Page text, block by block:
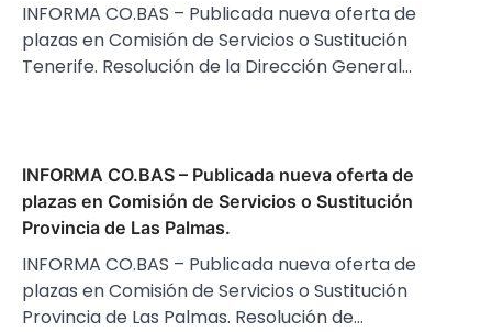
INFORMA CO.BAS – Publicada nueva oferta de
plazas en Comisión de Servicios o Sustitución
Tenerife. Resolución de la Dirección General…
INFORMA CO.BAS – Publicada nueva oferta de
plazas en Comisión de Servicios o Sustitución
Provincia de Las Palmas.
INFORMA CO.BAS – Publicada nueva oferta de
plazas en Comisión de Servicios o Sustitución
Provincia de Las Palmas. Resolución de…